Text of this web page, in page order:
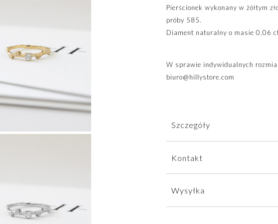
Pierścionek wykonany w żółtym
próby 585.
Diament naturalny o masie 0,06
W sprawie indywidualnych
biuro@hillystore.com
Szczegóły
krakowskiej pracowni w oparciu
Kontakt
Wysyłka